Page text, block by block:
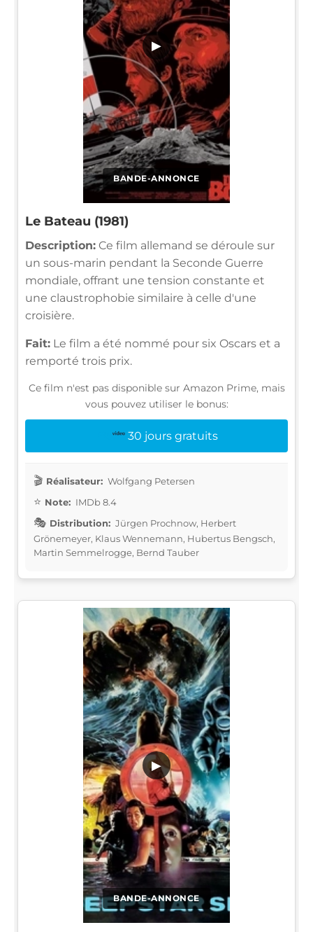
BANDE-ANNONCE
▶
Le Bateau (1981)
Description: Ce film allemand se déroule sur
un sous-marin pendant la Seconde Guerre
mondiale, offrant une tension constante et
une claustrophobie similaire à celle d'une
croisière.
Fait: Le film a été nommé pour six Oscars et a
remporté trois prix.
Ce film n'est pas disponible sur Amazon Prime, mais
vous pouvez utiliser le bonus:
30 jours gratuits
Réalisateur: Wolfgang Petersen
Note: IMDb 8.4
Distribution: Jürgen Prochnow, Herbert
Grönemeyer, Klaus Wennemann, Hubertus Bengsch,
Martin Semmelrogge, Bernd Tauber
BANDE-ANNONCE
▶